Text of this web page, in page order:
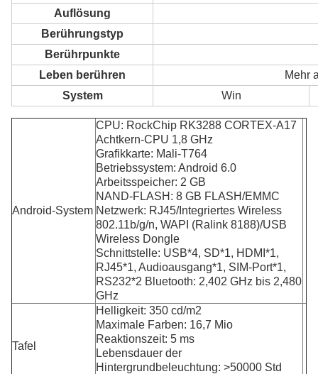
Auflösung
Berührungstyp
Berührpunkte
Leben berühren
Mehr
System
Win
Android-System
CPU: RockChip RK3288 CORTEX-A17
Achtkern-CPU 1,8 GHz
Grafikkarte: Mali-T764
Betriebssystem: Android 6.0
Arbeitsspeicher: 2 GB
NAND-FLASH: 8 GB FLASH/EMMC
Netzwerk: RJ45/Integriertes Wireless
802.11b/g/n, WAPI (Ralink 8188)/USB
Wireless Dongle
Schnittstelle: USB*4, SD*1, HDMI*1,
RJ45*1, Audioausgang*1, SIM-Port*1,
RS232*2 Bluetooth: 2,402 GHz bis 2,480
GHz
Tafel
Helligkeit: 350 cd/m2
Maximale Farben: 16,7 Mio
Reaktionszeit: 5 ms
Lebensdauer der
Hintergrundbeleuchtung: >50000 Std